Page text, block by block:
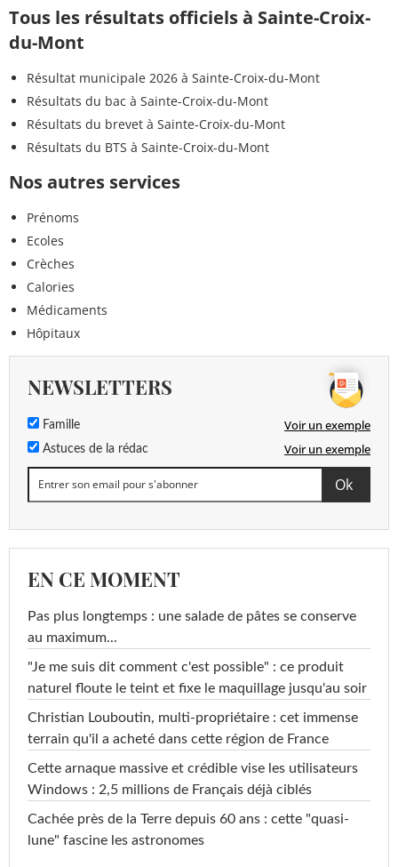
Tous les résultats officiels à Sainte-Croix-
du-Mont
Résultat municipale 2026 à Sainte-Croix-du-Mont
Résultats du bac à Sainte-Croix-du-Mont
Résultats du brevet à Sainte-Croix-du-Mont
Résultats du BTS à Sainte-Croix-du-Mont
Nos autres services
Prénoms
Ecoles
Crèches
Calories
Médicaments
Hôpitaux
NEWSLETTERS
Famille Voir un exemple
Astuces de la rédac Voir un exemple
EN CE MOMENT
Pas plus longtemps : une salade de pâtes se conserve
au maximum...
"Je me suis dit comment c'est possible" : ce produit
naturel floute le teint et fixe le maquillage jusqu'au soir
Christian Louboutin, multi-propriétaire : cet immense
terrain qu'il a acheté dans cette région de France
Cette arnaque massive et crédible vise les utilisateurs
Windows : 2,5 millions de Français déjà ciblés
Cachée près de la Terre depuis 60 ans : cette "quasi-
lune" fascine les astronomes